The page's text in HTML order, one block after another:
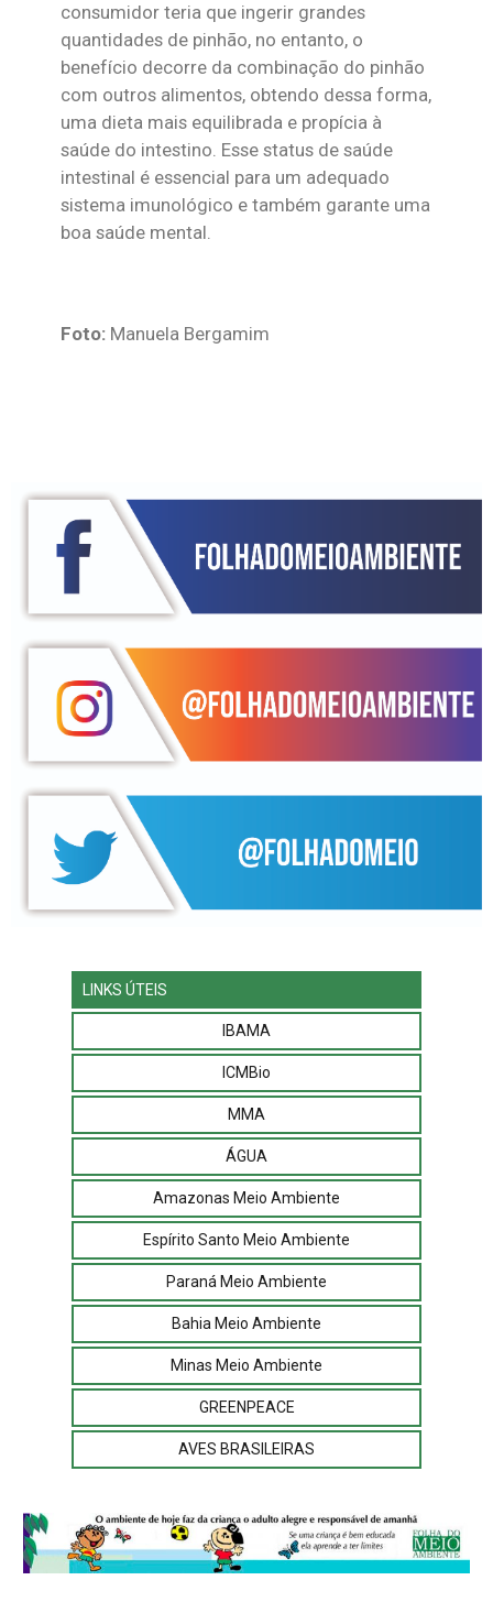
consumidor teria que ingerir grandes
quantidades de pinhão, no entanto, o
benefício decorre da combinação do pinhão
com outros alimentos, obtendo dessa forma,
uma dieta mais equilibrada e propícia à
saúde do intestino. Esse status de saúde
intestinal é essencial para um adequado
sistema imunológico e também garante uma
boa saúde mental.
Foto: Manuela Bergamim
LINKS ÚTEIS
IBAMA
ICMBio
MMA
ÁGUA
Amazonas Meio Ambiente
Espírito Santo Meio Ambiente
Paraná Meio Ambiente
Bahia Meio Ambiente
Minas Meio Ambiente
GREENPEACE
AVES BRASILEIRAS